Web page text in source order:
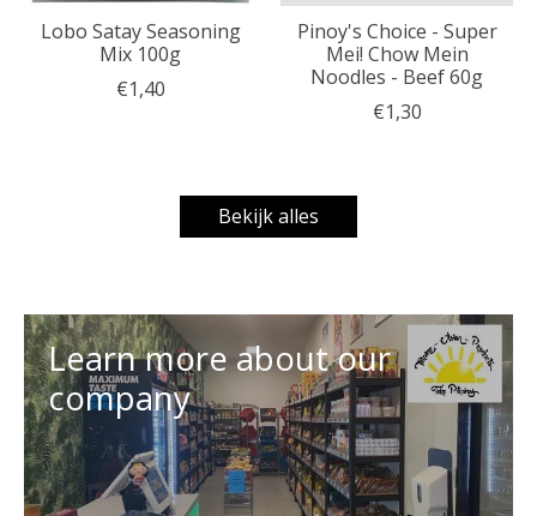
Lobo Satay Seasoning
Mix 100g
€1,40
Pinoy's Choice - Super
Mei! Chow Mein
Noodles - Beef 60g
€1,30
Bekijk alles
Learn more about our
company